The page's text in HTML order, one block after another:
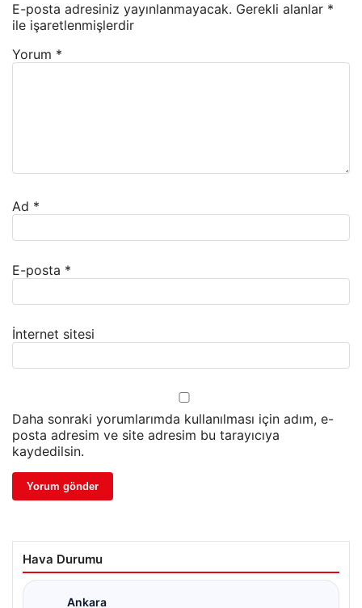
E-posta adresiniz yayınlanmayacak. Gerekli alanlar *
ile işaretlenmişlerdir
Yorum *
Ad *
E-posta *
İnternet sitesi
Daha sonraki yorumlarımda kullanılması için adım, e-
posta adresim ve site adresim bu tarayıcıya
kaydedilsin.
Hava Durumu
Ankara